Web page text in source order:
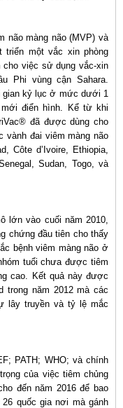
não màng não (MVP) và
triển một vắc xin phòng
việc sử dụng vắc-xin
Phi vùng cận Sahara.
gian kỷ lục ở mức dưới 1
điển hình. Kể từ khi
đã được dùng cho
vành đai viêm màng não
Côte d’Ivoire, Ethiopia,
Sudan, Togo, và
lớn vào cuối năm 2010,
chứng đầu tiên cho thấy
bệnh viêm màng não ở
tuổi chưa được tiêm
cao. Kết quả này được
trong năm 2012 mà các
lây truyền và tỷ lệ mắc
PATH; WHO; và chính
của việc tiêm chủng
đến năm 2016 để bao
quốc gia nơi mà gánh